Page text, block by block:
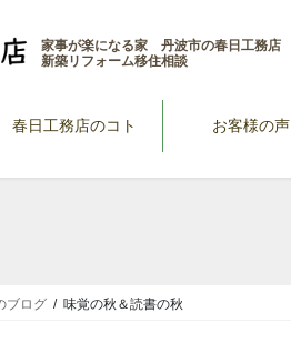
家事が楽になる家 丹波市の春日工務店
新築リフォーム移住相談
春日工務店のコト お客様の声
ブログ 味覚の秋＆読書の秋